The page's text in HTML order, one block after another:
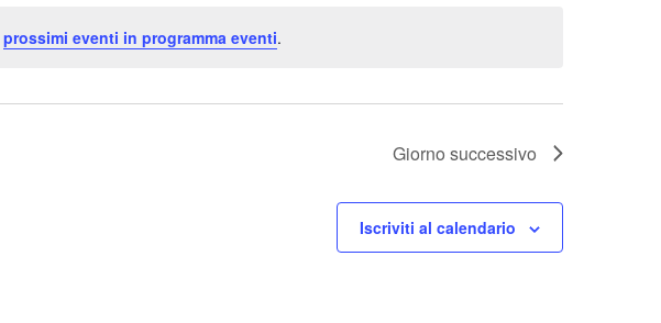
prossimi eventi in programma eventi.
Giorno successivo
Iscriviti al calendario